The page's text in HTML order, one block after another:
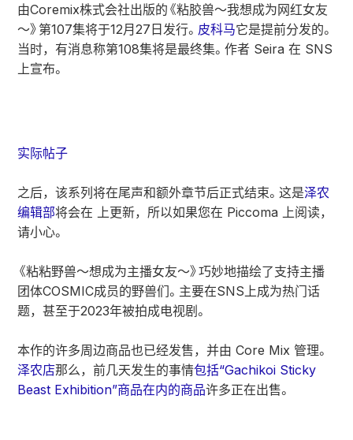
由Coremix株式会社出版的《粘胶兽～我想成为网红女友
～》第107集将于12月27日发行。 皮科马它是提前分发的。
当时，有消息称第108集将是最终集。作者 Seira 在 SNS
上宣布。
实际帖子
之后，该系列将在尾声和额外章节后正式结束。这是泽农
编辑部将会在 上更新，所以如果您在 Piccoma 上阅读，
请小心。
《粘粘野兽～想成为主播女友～》巧妙地描绘了支持主播
团体COSMIC成员的野兽们。主要在SNS上成为热门话
题，甚至于2023年被拍成电视剧。
本作的许多周边商品也已经发售，并由 Core Mix 管理。
泽农店那么，前几天发生的事情包括“Gachikoi Sticky
Beast Exhibition”商品在内的商品许多正在出售。